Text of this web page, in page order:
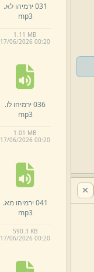
031 ירמיהו לא.
mp3
1.11 MB
17/06/2026 00:20
036 ירמיהו לו.
mp3
1.01 MB
17/06/2026 00:20
041 ירמיהו מא.
mp3
590.3 KB
17/06/2026 00:20